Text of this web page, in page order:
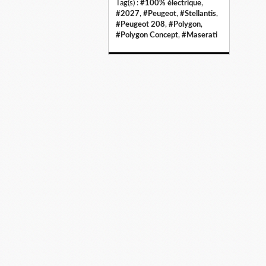
Tag(s) : #100% électrique,
#2027, #Peugeot, #Stellantis,
#Peugeot 208, #Polygon,
#Polygon Concept, #Maserati